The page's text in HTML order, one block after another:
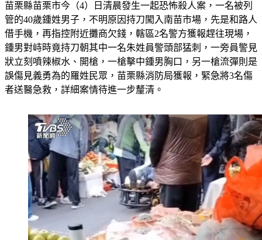
苗栗縣苗栗市今（4）日清晨發生一起恐怖殺人案，一名被列
管的40歲鍾姓男子，不明原因持刀闖入南苗市場，先是和路人
借手機，再指控附近攤商欠錢，轄區2名警方獲報趕往現場，
鍾男對峙時竟持刀朝其中一名朱姓員警頭部猛刺，一旁員警見
狀立刻噴辣椒水、開槍，一槍擊中鍾男胸口，另一槍流彈則是
誤傷見義勇為的羅姓民眾，苗栗縣消防局獲報，緊急將3名傷
者送醫急救，詳細案情待進一步釐清。